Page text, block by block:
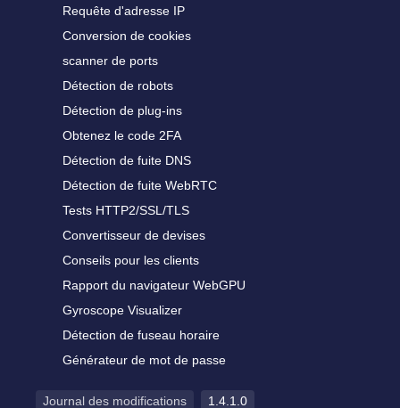
Requête d'adresse IP
Conversion de cookies
scanner de ports
Détection de robots
Détection de plug-ins
Obtenez le code 2FA
Détection de fuite DNS
Détection de fuite WebRTC
Tests HTTP2/SSL/TLS
Convertisseur de devises
Conseils pour les clients
Rapport du navigateur WebGPU
Gyroscope Visualizer
Détection de fuseau horaire
Générateur de mot de passe
Journal des modifications 1.4.1.0